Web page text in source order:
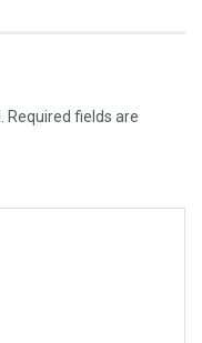
Required fields are